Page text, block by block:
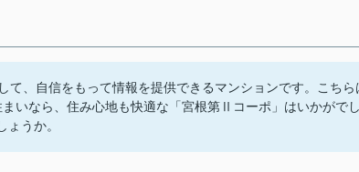
、自信をもって情報を提供できるマンションです。こちら
いなら、住み心地も快適な「宮根第Ⅱコーポ」はいかがでし
うか。